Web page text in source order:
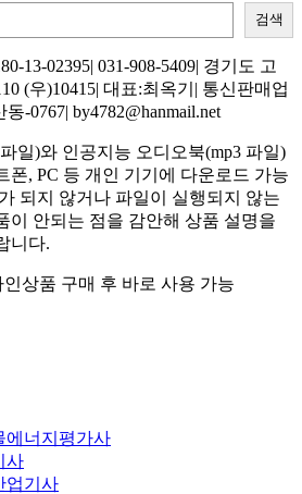
검색
13-02395| 031-908-5409| 경기도 고
(우)10415| 대표:최옥기| 통신판매업
-0767| by4782@hanmail.net
일)와 인공지능 오디오북(mp3 파일)
폰, PC 등 개인 기기에 다운로드 가능
되지 않거나 파일이 실행되지 않는
이 안되는 점을 감안해 상품 설명을
니다.
상품 구매 후 바로 사용 가능
에너지평가사
사
업기사